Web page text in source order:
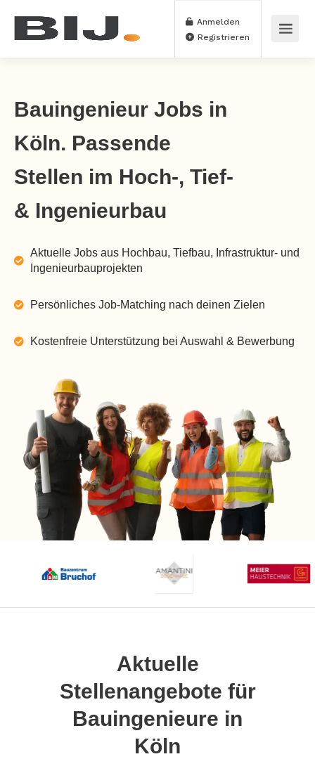
Anmelden
Registrieren
Bauingenieur Jobs in
Köln. Passende
Stellen im Hoch-, Tief-
& Ingenieurbau
Aktuelle Jobs aus Hochbau, Tiefbau, Infrastruktur- und
Ingenieurbauprojekten
Persönliches Job-Matching nach deinen Zielen
Kostenfreie Unterstützung bei Auswahl & Bewerbung
Aktuelle
Stellenangebote für
Bauingenieure in
Köln